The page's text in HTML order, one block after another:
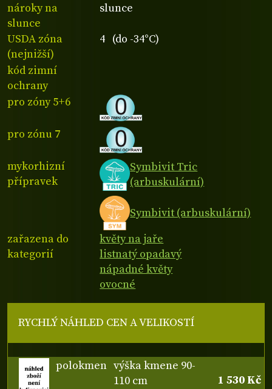
nároky na
slunce
slunce
USDA zóna
(nejnižší)
4 (do -34°C)
kód zimní
ochrany
pro zóny 5+6
pro zónu 7
mykorhizní
přípravek
Symbivit Tric
(arbuskulární)
Symbivit (arbuskulární)
zařazena do
kategorií
květy na jaře
listnatý opadavý
nápadné květy
ovocné
RYCHLÝ NÁHLED CEN A VELIKOSTÍ
polokmen výška kmene 90-
110 cm
1 530 Kč